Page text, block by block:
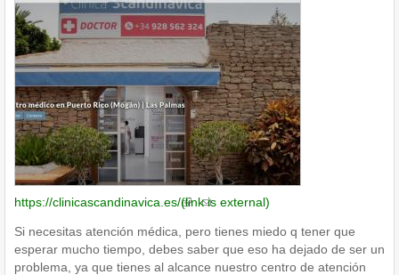
https://clinicascandinavica.es/(link is external)
Si necesitas atención médica, pero tienes miedo q tener que
esperar mucho tiempo, debes saber que eso ha dejado de ser un
problema, ya que tienes al alcance nuestro centro de atención